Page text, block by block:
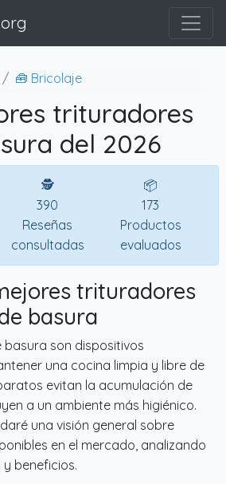
🧰 Bricolaje
trituradores
del 2026
🕵
390
Reseñas
consultadas
📦
173
Productos
evaluados
trituradores
basura
son dispositivos
una cocina limpia y libre de
evitan la acumulación de
a un ambiente más higiénico.
una visión general sobre
en el mercado, analizando
beneficios.